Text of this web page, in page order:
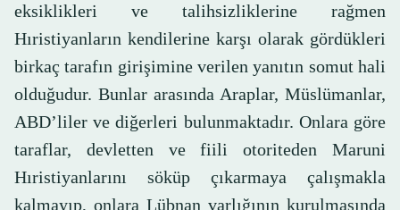
eksiklikleri ve talihsizliklerine rağmen
Hıristiyanların kendilerine karşı olarak gördükleri
birkaç tarafın girişimine verilen yanıtın somut hali
olduğudur. Bunlar arasında Araplar, Müslümanlar,
ABD’liler ve diğerleri bulunmaktadır. Onlara göre
taraflar, devletten ve fiili otoriteden Maruni
Hıristiyanlarını söküp çıkarmaya çalışmakla
kalmayıp, onlara Lübnan varlığının kurulmasında